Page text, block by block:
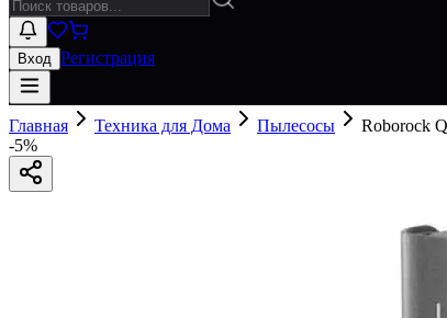
Вход Регистрация
Главная Техника для Дома Пылесосы
Roborock
-5%